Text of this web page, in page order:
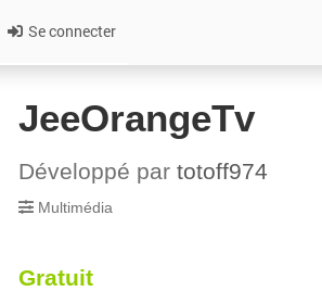
Se connecter
JeeOrangeTv
Développé par totoff974
Multimédia
Gratuit